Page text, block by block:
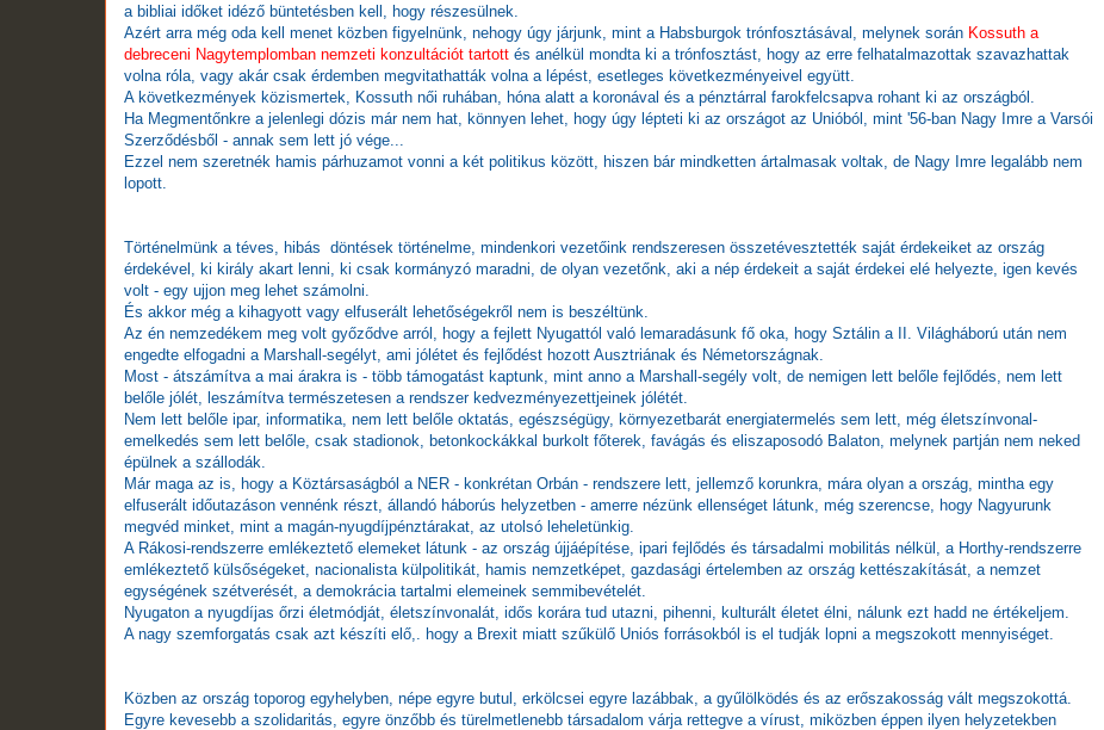
a bibliai időket idéző büntetésben kell, hogy részesülnek.
Azért arra még oda kell menet közben figyelnünk, nehogy úgy járjunk, mint a Habsburgok trónfosztásával, melynek során Kossuth a
debreceni Nagytemplomban nemzeti konzultációt tartott és anélkül mondta ki a trónfosztást, hogy az erre felhatalmazottak szavazhattak
volna róla, vagy akár csak érdemben megvitathatták volna a lépést, esetleges következményeivel együtt.
A következmények közismertek, Kossuth női ruhában, hóna alatt a koronával és a pénztárral farokfelcsapva rohant ki az országból.
Ha Megmentőnkre a jelenlegi dózis már nem hat, könnyen lehet, hogy úgy lépteti ki az országot az Unióból, mint '56-ban Nagy Imre a Varsói
Szerződésből - annak sem lett jó vége...
Ezzel nem szeretnék hamis párhuzamot vonni a két politikus között, hiszen bár mindketten ártalmasak voltak, de Nagy Imre legalább nem
lopott.
Történelmünk a téves, hibás döntések történelme, mindenkori vezetőink rendszeresen összetévesztették saját érdekeiket az ország
érdekével, ki király akart lenni, ki csak kormányzó maradni, de olyan vezetőnk, aki a nép érdekeit a saját érdekei elé helyezte, igen kevés
volt - egy ujjon meg lehet számolni.
És akkor még a kihagyott vagy elfuserált lehetőségekről nem is beszéltünk.
Az én nemzedékem meg volt győződve arról, hogy a fejlett Nyugattól való lemaradásunk fő oka, hogy Sztálin a II. Világháború után nem
engedte elfogadni a Marshall-segélyt, ami jólétet és fejlődést hozott Ausztriának és Németországnak.
Most - átszámítva a mai árakra is - több támogatást kaptunk, mint anno a Marshall-segély volt, de nemigen lett belőle fejlődés, nem lett
belőle jólét, leszámítva természetesen a rendszer kedvezményezettjeinek jólétét.
Nem lett belőle ipar, informatika, nem lett belőle oktatás, egészségügy, környezetbarát energiatermelés sem lett, még életszínvonal-
emelkedés sem lett belőle, csak stadionok, betonkockákkal burkolt főterek, favágás és eliszaposodó Balaton, melynek partján nem neked
épülnek a szállodák.
Már maga az is, hogy a Köztársaságból a NER - konkrétan Orbán - rendszere lett, jellemző korunkra, mára olyan a ország, mintha egy
elfuserált időutazáson vennénk részt, állandó háborús helyzetben - amerre nézünk ellenséget látunk, még szerencse, hogy Nagyurunk
megvéd minket, mint a magán-nyugdíjpénztárakat, az utolsó leheletünkig.
A Rákosi-rendszerre emlékeztető elemeket látunk - az ország újjáépítése, ipari fejlődés és társadalmi mobilitás nélkül, a Horthy-rendszerre
emlékeztető külsőségeket, nacionalista külpolitikát, hamis nemzetképet, gazdasági értelemben az ország kettészakítását, a nemzet
egységének szétverését, a demokrácia tartalmi elemeinek semmibevételét.
Nyugaton a nyugdíjas őrzi életmódját, életszínvonalát, idős korára tud utazni, pihenni, kulturált életet élni, nálunk ezt hadd ne értékeljem.
A nagy szemforgatás csak azt készíti elő,. hogy a Brexit miatt szűkülő Uniós forrásokból is el tudják lopni a megszokott mennyiséget.
Közben az ország toporog egyhelyben, népe egyre butul, erkölcsei egyre lazábbak, a gyűlölködés és az erőszakosság vált megszokottá.
Egyre kevesebb a szolidaritás, egyre önzőbb és türelmetlenebb társadalom várja rettegve a vírust, miközben éppen ilyen helyzetekben